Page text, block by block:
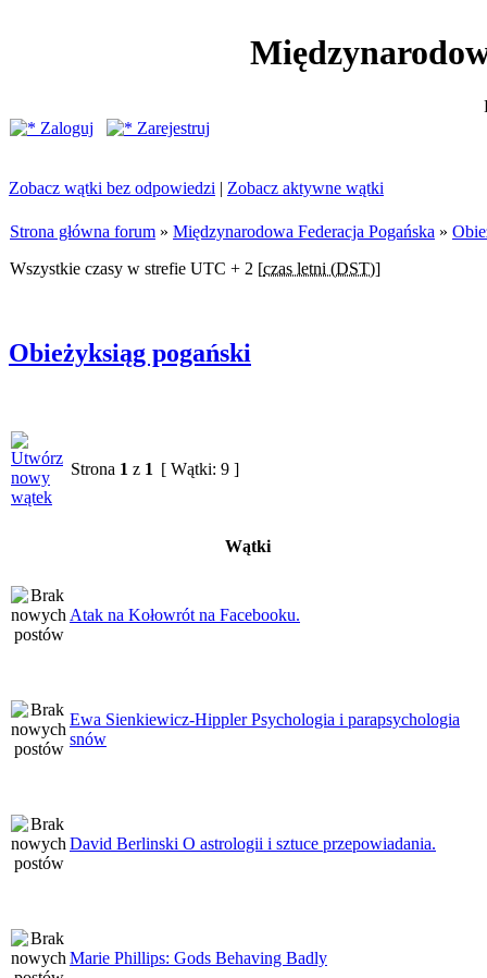
Zaloguj
Zarejestruj
Zobacz wątki bez odpowiedzi | Zobacz aktywne wątki
Strona główna forum » Międzynarodowa Federacja Pogańska »
Wszystkie czasy w strefie UTC + 2 [czas letni (DST)]
Obieżyksiąg pogański
Strona 1 z 1 [ Wątki: 9 ]
Wątki
Atak na Kołowrót na Facebooku.
Ewa Sienkiewicz-Hippler Psychologia i parapsychologia
snów
David Berlinski O astrologii i sztuce przepowiadania.
Marie Phillips: Gods Behaving Badly